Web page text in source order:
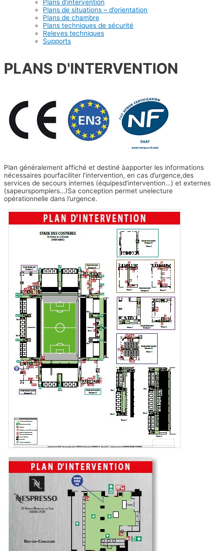
Plans d’intervention
Plans de situations – d’orientation
Plans de chambre
Plans techniques de sécurité
Releves techniques
Supports
PLANS D'INTERVENTION
Plan généralement affiché et destiné àapporter les informations
nécessaires pourfaciliter l’intervention, en cas d’urgence,des
services de secours internes (équipesd’intervention…) et externes
(sapeurspompiers…)Sa conception permet unelecture
opérationnelle dans l’urgence.